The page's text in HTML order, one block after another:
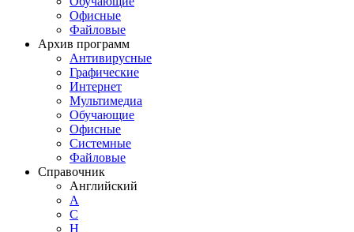
Офисные
Файловые
Архив программ
Антивирусные
Графические
Интернет
Мультимедиа
Обучающие
Офисные
Системные
Файловые
Справочник
Английский
A
C
H